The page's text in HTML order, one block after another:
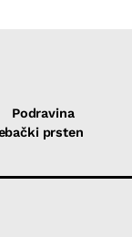
Podravina
prsten